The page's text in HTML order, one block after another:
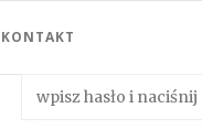
KONTAKT